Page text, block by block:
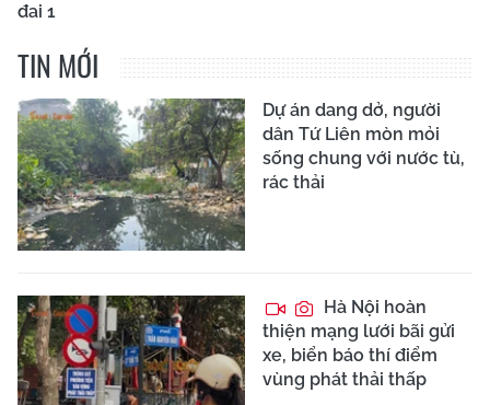
đai 1
TIN MỚI
Dự án dang dở, người
dân Tứ Liên mòn mỏi
sống chung với nước tù,
rác thải
Hà Nội hoàn
thiện mạng lưới bãi gửi
xe, biển báo thí điểm
vùng phát thải thấp